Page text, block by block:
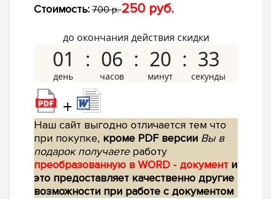
Стоимость: 700 р.250 руб.
до окончания действия скидки
01 06 20 32
+
Наш сайт выгодно отличается тем что
при покупке, кроме PDF версии Вы в
подарок получаетеработу
преобразованную в WORD - документ и
это предоставляет качественно другие
возможности при работе с документом